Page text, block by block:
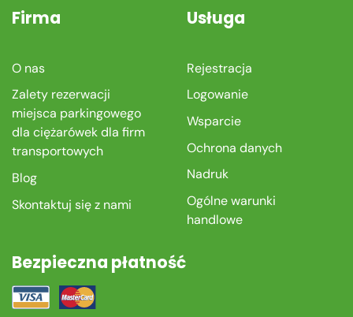
Firma
O nas
Zalety rezerwacji
miejsca parkingowego
dla ciężarówek dla firm
transportowych
Blog
Skontaktuj się z nami
Usługa
Rejestracja
Logowanie
Wsparcie
Ochrona danych
Nadruk
Ogólne warunki
handlowe
Bezpieczna płatność